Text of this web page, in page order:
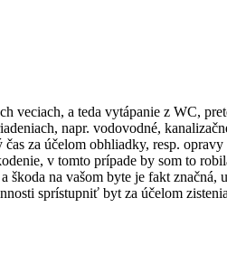
a teda vytápanie z WC,
napr. vodovodné,
za účelom obhliadky, resp.
v tomto prípade by som to
na vašom byte je fakt
sprístupniť byt za účelom